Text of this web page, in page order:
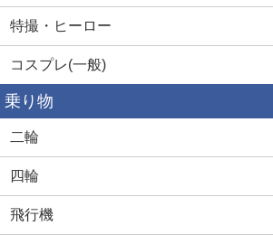
特撮・ヒーロー
コスプレ(一般)
乗り物
二輪
四輪
飛行機